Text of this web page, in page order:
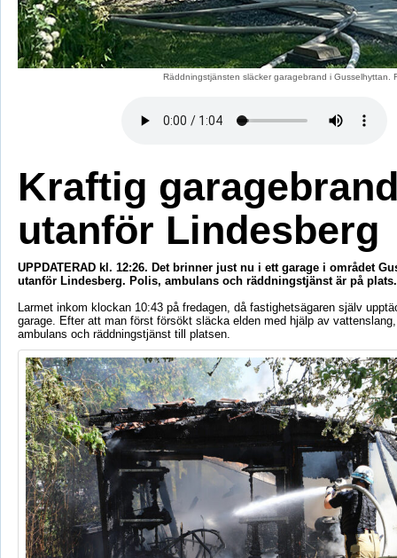
Räddningstjänsten släcker garagebrand i Gusselhyttan.
Kraftig
utanför Lindesberg
UPPDATERAD kl. 12:26. Det brinner just nu i ett garage i området
utanför Lindesberg. Polis, ambulans och räddningstjänst är på plats.
Larmet inkom klockan 10:43 på fredagen, då fastighetsägaren själv
garage. Efter att man först försökt släcka elden med hjälp av
ambulans och räddningstjänst till platsen.